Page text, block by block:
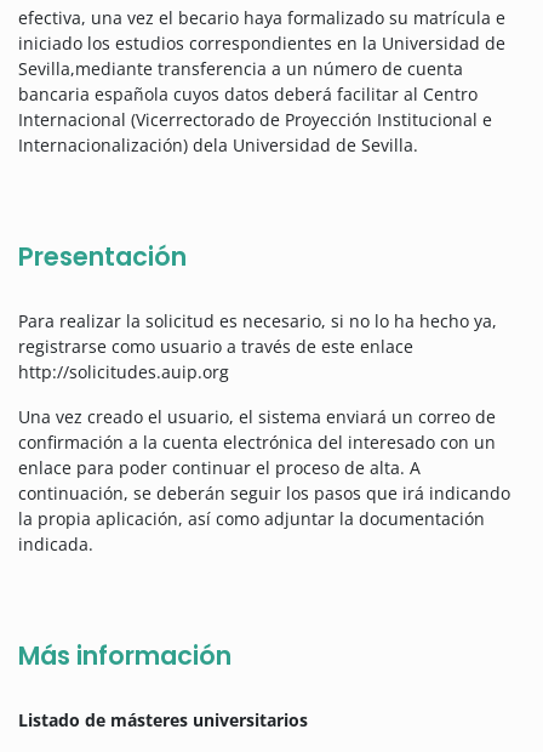
efectiva, una vez el becario haya formalizado su matrícula e
iniciado los estudios correspondientes en la Universidad de
Sevilla,mediante transferencia a un número de cuenta
bancaria española cuyos datos deberá facilitar al Centro
Internacional (Vicerrectorado de Proyección Institucional e
Internacionalización) dela Universidad de Sevilla.
Presentación
Para realizar la solicitud es necesario, si no lo ha hecho ya,
registrarse como usuario a través de este enlace
http://solicitudes.auip.org
Una vez creado el usuario, el sistema enviará un correo de
confirmación a la cuenta electrónica del interesado con un
enlace para poder continuar el proceso de alta. A
continuación, se deberán seguir los pasos que irá indicando
la propia aplicación, así como adjuntar la documentación
indicada.
Más información
Listado de másteres universitarios